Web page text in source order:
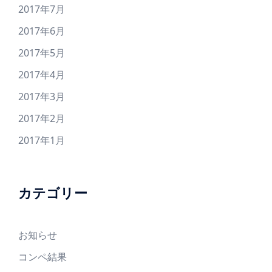
2017年7月
2017年6月
2017年5月
2017年4月
2017年3月
2017年2月
2017年1月
カテゴリー
お知らせ
コンペ結果